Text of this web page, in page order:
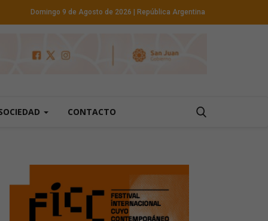
Domingo 9 de Agosto de 2026 | República Argentina
CONTACTO